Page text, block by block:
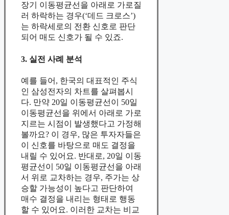
장기 이동평균선을 아래로 가로질
러 하락하는 경우(‘데드 크로스’)
는 하락세로의 전환 신호로 판단
되어 매도 신호가 될 수 있죠.
3. 실전 사례 분석
예를 들어, 한국의 대표적인 주식
인 삼성전자의 차트를 살펴봅시
다. 만약 20일 이동평균선이 50일
이동평균선을 위에서 아래로 가로
지르는 시점이 발생했다고 가정해
볼까요? 이 경우, 많은 투자자들은
이 신호를 바탕으로 매도 결정을
내릴 수 있어요. 반대로, 20일 이동
평균선이 50일 이동평균선을 아래
서 위로 교차하는 경우, 주가는 상
승할 가능성이 높다고 판단하여
매수 결정을 내리는 형태로 행동
할 수 있어요. 이러한 교차는 비교